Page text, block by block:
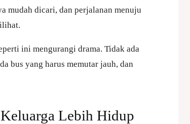
mudah dicari, dan perjalanan menuju
ini mengurangi drama. Tidak ada
bus yang harus memutar jauh, dan
Lebih Hidup